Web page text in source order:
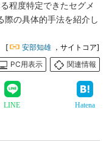
程度特定できたセグメ
際の具体的手法を紹介し
[ 安部知雄 ，サイトコア]
PC用表示
関連情報
LINE Hatena